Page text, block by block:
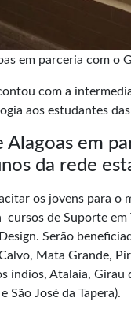
em parceria com o
com a
aos estudantes
Alagoas em
da rede
os jovens para o
cursos de Suporte
Serão
Mata Grande,
índios, Atalaia,
São José da Tapera).